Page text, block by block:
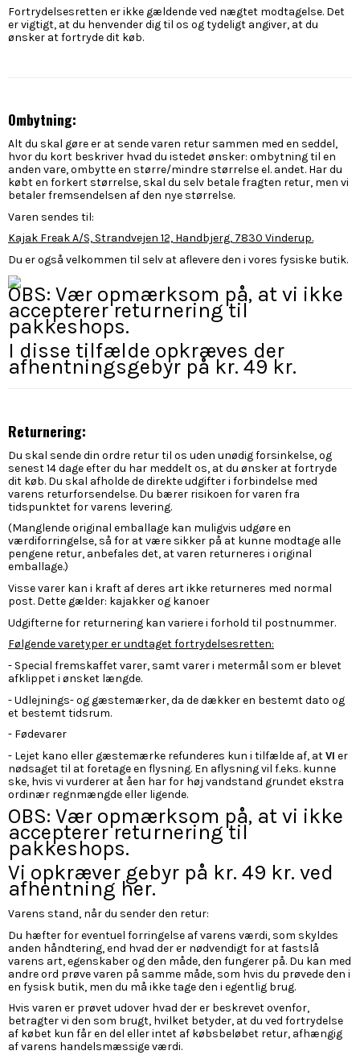
Fortrydelsesretten er ikke gældende ved nægtet modtagelse. Det
er vigtigt, at du henvender dig til os og tydeligt angiver, at du
ønsker at fortryde dit køb.
Ombytning:
Alt du skal gøre er at sende varen retur sammen med en seddel,
hvor du kort beskriver hvad du istedet ønsker: ombytning til en
anden vare, ombytte en større/mindre størrelse el. andet. Har du
købt en forkert størrelse, skal du selv betale fragten retur, men vi
betaler fremsendelsen af den nye størrelse.
Varen sendes til:
Kajak Freak A/S, Strandvejen 12, Handbjerg, 7830 Vinderup.
Du er også velkommen til selv at aflevere den i vores fysiske butik.
OBS: Vær opmærksom på, at vi ikke
accepterer returnering til
pakkeshops.
I disse tilfælde opkræves der
afhentningsgebyr på kr. 49 kr.
Returnering:
Du skal sende din ordre retur til os uden unødig forsinkelse, og
senest 14 dage efter du har meddelt os, at du ønsker at fortryde
dit køb. Du skal afholde de direkte udgifter i forbindelse med
varens returforsendelse. Du bærer risikoen for varen fra
tidspunktet for varens levering.
(Manglende original emballage kan muligvis udgøre en
værdiforringelse, så for at være sikker på at kunne modtage alle
pengene retur, anbefales det, at varen returneres i original
emballage.)
Visse varer kan i kraft af deres art ikke returneres med normal
post. Dette gælder: kajakker og kanoer
Udgifterne for returnering kan variere i forhold til postnummer.
Følgende varetyper er undtaget fortrydelsesretten:
- Special fremskaffet varer, samt varer i metermål som er blevet
afklippet i ønsket længde.
- Udlejnings- og gæstemærker, da de dækker en bestemt dato og
et bestemt tidsrum.
- Fødevarer
- Lejet kano eller gæstemærke refunderes kun i tilfælde af, atVI er
nødsaget til at foretage en flysning. En aflysning vil f.eks. kunne
ske, hvis vi vurderer at åen har for høj vandstand grundet ekstra
ordinær regnmængde eller ligende.
OBS: Vær opmærksom på, at vi ikke
accepterer returnering til
pakkeshops.
Vi opkræver gebyr på kr. 49 kr. ved
afhentning her.
Varens stand, når du sender den retur:
Du hæfter for eventuel forringelse af varens værdi, som skyldes
anden håndtering, end hvad der er nødvendigt for at fastslå
varens art, egenskaber og den måde, den fungerer på. Du kan med
andre ord prøve varen på samme måde, som hvis du prøvede den i
en fysisk butik, men du må ikke tage den i egentlig brug.
Hvis varen er prøvet udover hvad der er beskrevet ovenfor,
betragter vi den som brugt, hvilket betyder, at du ved fortrydelse
af købet kun får en del eller intet af købsbeløbet retur, afhængig
af varens handelsmæssige værdi.